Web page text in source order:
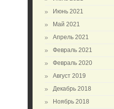
Июнь 2021
Май 2021
Апрель 2021
Февраль 2021
Февраль 2020
Август 2019
Декабрь 2018
Ноябрь 2018